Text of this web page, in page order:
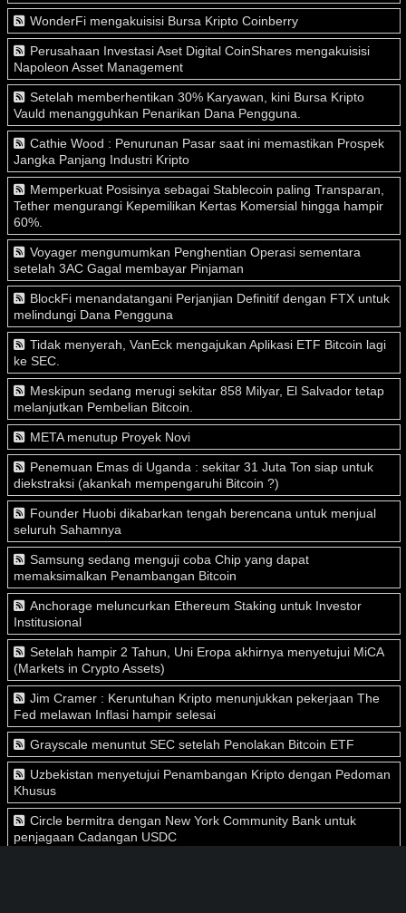
WonderFi mengakuisisi Bursa Kripto Coinberry
Perusahaan Investasi Aset Digital CoinShares mengakuisisi
Napoleon Asset Management
Setelah memberhentikan 30% Karyawan, kini Bursa Kripto
Vauld menangguhkan Penarikan Dana Pengguna.
Cathie Wood : Penurunan Pasar saat ini memastikan Prospek
Jangka Panjang Industri Kripto
Memperkuat Posisinya sebagai Stablecoin paling Transparan,
Tether mengurangi Kepemilikan Kertas Komersial hingga hampir
60%.
Voyager mengumumkan Penghentian Operasi sementara
setelah 3AC Gagal membayar Pinjaman
BlockFi menandatangani Perjanjian Definitif dengan FTX untuk
melindungi Dana Pengguna
Tidak menyerah, VanEck mengajukan Aplikasi ETF Bitcoin lagi
ke SEC.
Meskipun sedang merugi sekitar 858 Milyar, El Salvador tetap
melanjutkan Pembelian Bitcoin.
META menutup Proyek Novi
Penemuan Emas di Uganda : sekitar 31 Juta Ton siap untuk
diekstraksi (akankah mempengaruhi Bitcoin ?)
Founder Huobi dikabarkan tengah berencana untuk menjual
seluruh Sahamnya
Samsung sedang menguji coba Chip yang dapat
memaksimalkan Penambangan Bitcoin
Anchorage meluncurkan Ethereum Staking untuk Investor
Institusional
Setelah hampir 2 Tahun, Uni Eropa akhirnya menyetujui MiCA
(Markets in Crypto Assets)
Jim Cramer : Keruntuhan Kripto menunjukkan pekerjaan The
Fed melawan Inflasi hampir selesai
Grayscale menuntut SEC setelah Penolakan Bitcoin ETF
Uzbekistan menyetujui Penambangan Kripto dengan Pedoman
Khusus
Circle bermitra dengan New York Community Bank untuk
penjagaan Cadangan USDC